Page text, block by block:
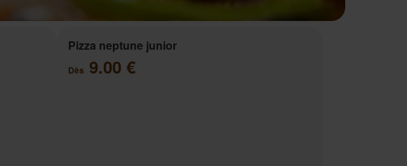
Pizza neptune junior
Dès 9.00 €